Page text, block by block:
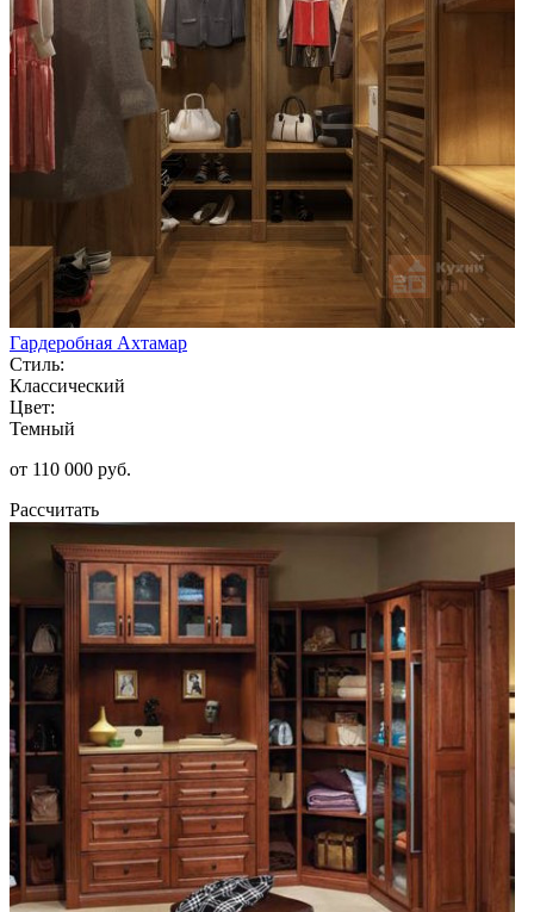
Гардеробная Ахтамар
Стиль:
Классический
Цвет:
Темный
от 110 000 руб.
Рассчитать